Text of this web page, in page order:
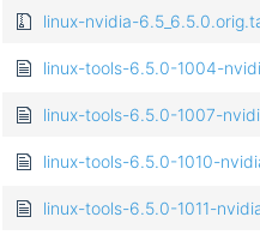
linux-nvidia-
linux-tools-6.5.0-1004-
linux-tools-6.5.0-1007-
linux-tools-6.5.0-1010-
linux-tools-6.5.0-1011-